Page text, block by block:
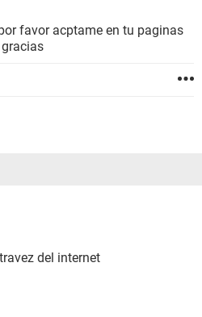
favor acptame en tu paginas
del internet